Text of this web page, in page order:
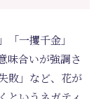
一攫千金」
味合いが強調さ
敗」など、花が